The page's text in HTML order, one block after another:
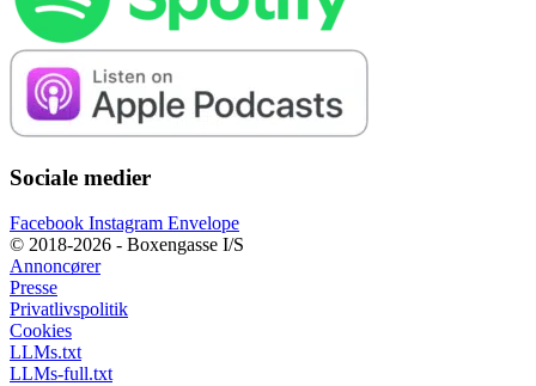
Sociale medier
Facebook Instagram Envelope
© 2018-2026 - Boxengasse I/S
Annoncører
Presse
Privatlivspolitik
Cookies
LLMs.txt
LLMs-full.txt